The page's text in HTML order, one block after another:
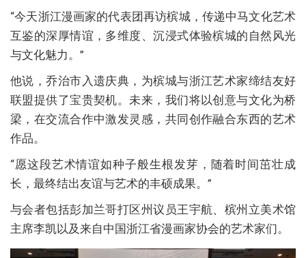
“今天浙江漫画家的代表团再访槟城，传递中马文化艺术
互鉴的深厚情谊，多维度、沉浸式体验槟城的自然风光
与文化魅力。”
他说，乔治市入遗庆典，为槟城与浙江艺术家缔结友好
联盟提供了宝贵契机。未来，我们将以创意与文化为桥
梁，在交流合作中激发灵感，共同创作融合东西的艺术
作品。
“愿这段艺术情谊如种子般生根发芽，随着时间茁壮成
长，最终结出友谊与艺术的丰硕成果。”
与会者包括彭加兰哥打区州议员王宇航、槟州立美术馆
主席李凯以及来自中国浙江省漫画家协会的艺术家们。